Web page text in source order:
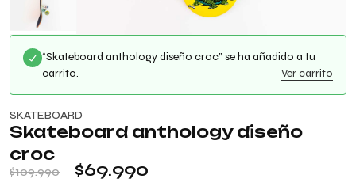
“Skateboard anthology diseño croc” se ha añadido a tu
carrito.
Ver carrito
SKATEBOARD
Skateboard anthology diseño
croc
$109.990 $69.990